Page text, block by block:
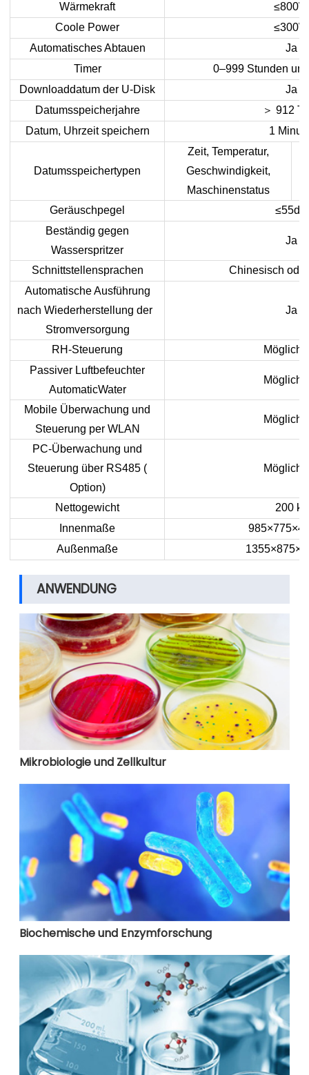
Wärmekraft
≤800W
Coole Power
≤300W
Automatisches Abtauen
Ja
Timer
0–999 Stunden
Downloaddatum der U-Disk
Ja
Datumsspeicherjahre
＞ 912
Datum, Uhrzeit speichern
1
Datumsspeichertypen
Zeit, Temperatur,
Geschwindigkeit,
Maschinenstatus
Geräuschpegel
≤55dB
Beständig gegen
Wasserspritzer
Ja
Schnittstellensprachen
Chinesisch
Automatische Ausführung
nach Wiederherstellung der
Stromversorgung
Ja
RH-Steuerung
Passiver Luftbefeuchter
AutomaticWater
Mobile Überwachung und
Steuerung per WLAN
PC-Überwachung und
Steuerung über RS485 (
Option)
Nettogewicht
200 kg
Innenmaße
Außenmaße
ANWENDUNG
Mikrobiologie und Zellkultur
Biochemische und Enzymforschung